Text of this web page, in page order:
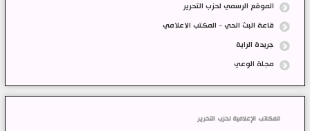
الموقع الرسمي لحزب التحرير
قاعة البث الحي - المكتب الاعلامي
جريدة الراية
مجلة الوعي
المكاتب الإعلامية لحزب التحرير